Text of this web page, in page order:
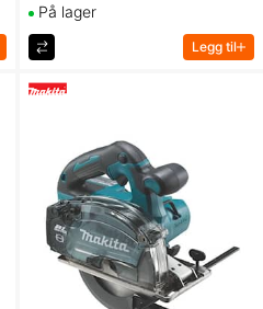
På lager
Legg til